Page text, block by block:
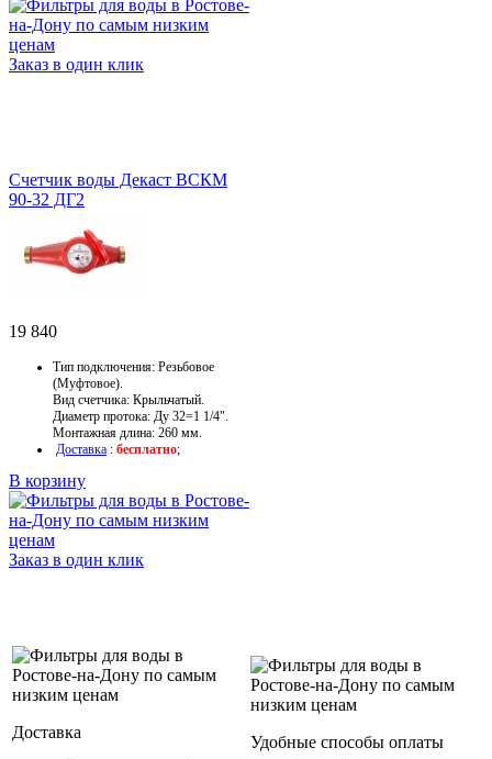
Заказ в один клик
Счетчик воды Декаст ВСКМ
90-32 ДГ2
19 840
Тип подключения: Резьбовое
(Муфтовое).
Вид счетчика: Крыльчатый.
Диаметр протока: Ду 32=1 1/4".
Монтажная длина: 260 мм.
Доставка : бесплатно;
В корзину
Заказ в один клик
Доставка
Удобные способы оплаты